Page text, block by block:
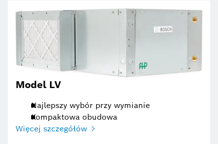
Model LV
Najlepszy wybór przy wymianie
Kompaktowa obudowa
Więcej szczegółów